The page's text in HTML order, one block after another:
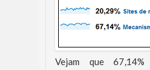
Vejam que